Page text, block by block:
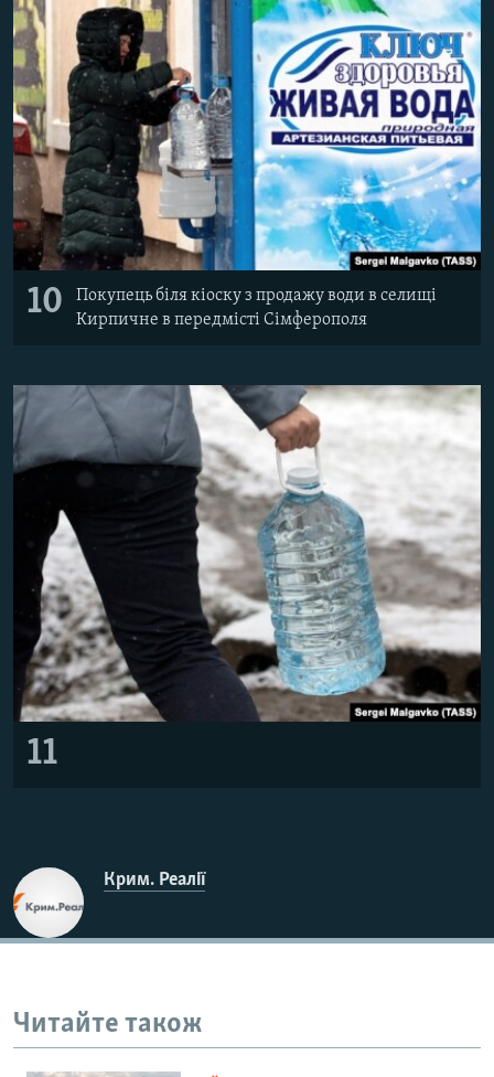
10
Покупець біля кіоску з продажу води в селищі
Кирпичне в передмісті Сімферополя
11
Крим. Реалії
Читайте також